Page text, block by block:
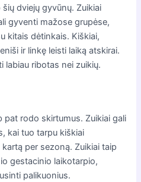
dviejų gyvūnų. Zuikiai
gyventi mažose grupėse,
kitais dėtinkais. Kiškiai,
ir linkę leisti laiką atskirai.
labiau ribotas nei zuikių.
pat rodo skirtumus. Zuikiai gali
kai tuo tarpu kiškiai
per sezoną. Zuikiai taip
gestacinio laikotarpio,
palikuonius.